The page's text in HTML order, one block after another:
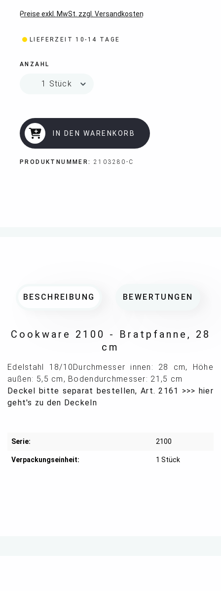
Preise exkl. MwSt. zzgl. Versandkosten
LIEFERZEIT 10-14 TAGE
ANZAHL
IN DEN WARENKORB
PRODUKTNUMMER: 2103280-C
BESCHREIBUNG BEWERTUNGEN
Cookware 2100 - Bratpfanne, 28
cm
Edelstahl 18/10Durchmesser innen: 28 cm, Höhe
außen: 5,5 cm, Bodendurchmesser: 21,5 cm
Deckel bitte separat bestellen, Art. 2161 >>> hier
geht's zu den Deckeln
Serie: 2100
Verpackungseinheit: 1 Stück